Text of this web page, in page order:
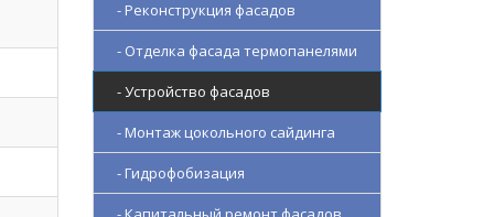
- Реконструкция фасадов
- Отделка фасада термопанелями
- Устройство фасадов
- Монтаж цокольного сайдинга
- Гидрофобизация